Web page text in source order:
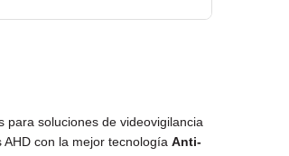
para soluciones de videovigilancia
con la mejor tecnología Anti-